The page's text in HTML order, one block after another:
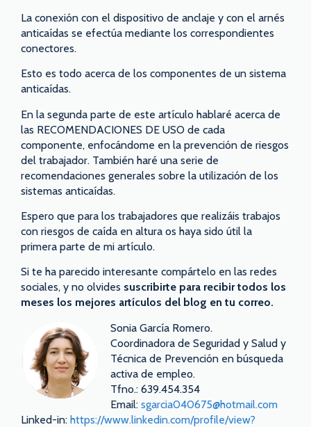
La conexión con el dispositivo de anclaje y con el arnés
anticaídas se efectúa mediante los correspondientes
conectores.
Esto es todo acerca de los componentes de un sistema
anticaídas.
En la segunda parte de este artículo hablaré acerca de
las RECOMENDACIONES DE USO de cada
componente, enfocándome en la prevención de riesgos
del trabajador. También haré una serie de
recomendaciones generales sobre la utilización de los
sistemas anticaídas.
Espero que para los trabajadores que realizáis trabajos
con riesgos de caída en altura os haya sido útil la
primera parte de mi artículo.
Si te ha parecido interesante compártelo en las redes
sociales, y no olvides suscribirte para recibir todos los
meses los mejores artículos del blog en tu correo.
Sonia García Romero.
Coordinadora de Seguridad y Salud y
Técnica de Prevención en búsqueda
activa de empleo.
Tfno.: 639.454.354
Email: sgarcia040675@hotmail.com
Linked-in: https://www.linkedin.com/profile/view?